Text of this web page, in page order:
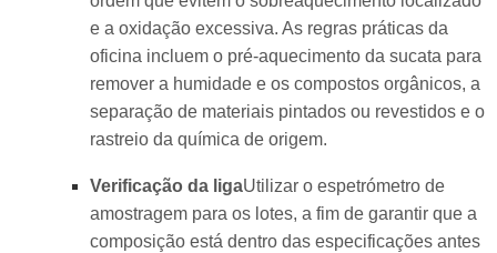
e a oxidação excessiva. As regras práticas da
oficina incluem o pré-aquecimento da sucata para
remover a humidade e os compostos orgânicos, a
separação de materiais pintados ou revestidos e o
rastreio da química de origem.
Verificação da ligaUtilizar o espetrómetro de
amostragem para os lotes, a fim de garantir que a
composição está dentro das especificações antes